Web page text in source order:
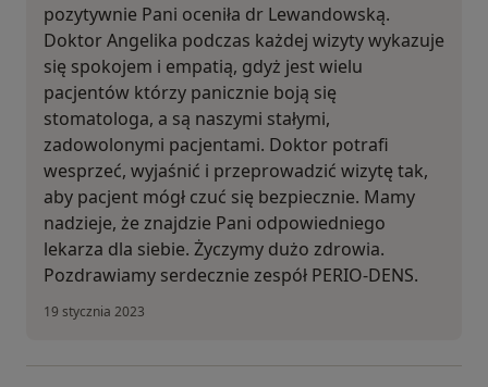
pozytywnie Pani oceniła dr Lewandowską.
Doktor Angelika podczas każdej wizyty wykazuje
się spokojem i empatią, gdyż jest wielu
pacjentów którzy panicznie boją się
stomatologa, a są naszymi stałymi,
zadowolonymi pacjentami. Doktor potrafi
wesprzeć, wyjaśnić i przeprowadzić wizytę tak,
aby pacjent mógł czuć się bezpiecznie. Mamy
nadzieje, że znajdzie Pani odpowiedniego
lekarza dla siebie. Życzymy dużo zdrowia.
Pozdrawiamy serdecznie zespół PERIO-DENS.
19 stycznia 2023